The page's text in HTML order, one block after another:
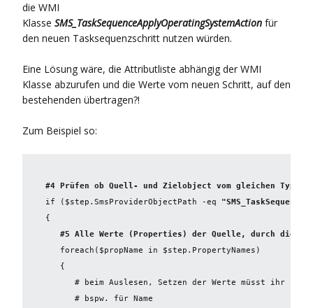
die WMI
Klasse SMS_TaskSequenceApplyOperatingSystemAction für
den neuen Tasksequenzschritt nutzen würden.
Eine Lösung wäre, die Attributliste abhängig der WMI
Klasse abzurufen und die Werte vom neuen Schritt, auf den
bestehenden übertragen?!
Zum Beispiel so:
#4 Prüfen ob Quell- und Zielobject vom gleichen Typ sind
if ($step.SmsProviderObjectPath -eq
{
#5 Alle Werte (Properties) der Quelle, durch die
   foreach($propName in $step.PropertyNames)
   {
# beim Auslesen, Setzen der Werte müsst ihr
      # bspw. für Name